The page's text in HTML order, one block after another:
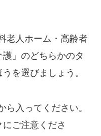
老人ホーム・高齢者
」のどちらかのタ
を選びましょう。
ら入ってください。
にご注意くださ